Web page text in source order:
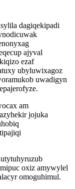
dagiqekipadi
ajyval
ezaf
ubyluwixagoz
uwadigyn
am
jojuka
oxiz amywylel
omoguhimul.